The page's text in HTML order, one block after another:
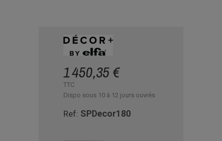
1 450,35 €
TTC
Dispo sous 10 à 12 jours ouvrés
Ref: SPDecor180